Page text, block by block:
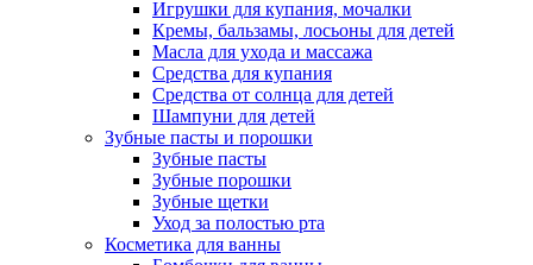
Игрушки для купания, мочалки
Кремы, бальзамы, лосьоны для детей
Масла для ухода и массажа
Средства для купания
Средства от солнца для детей
Шампуни для детей
Зубные пасты и порошки
Зубные пасты
Зубные порошки
Зубные щетки
Уход за полостью рта
Косметика для ванны